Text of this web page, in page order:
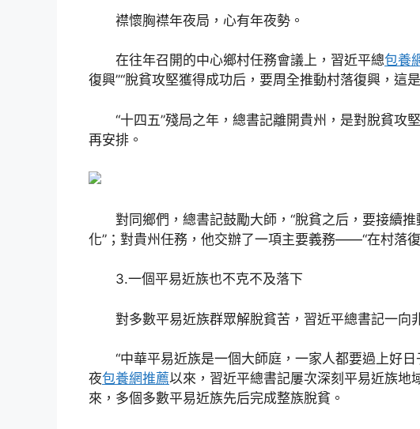
襟懷胸襟年夜局，心有年夜勢。
在往年召開的中心鄉村任務會議上，習近平總包養
復興”“脫貧攻堅獲得成功后，要周全推動村落復興，這是
“十四五”殘局之年，總書記離開貴州，是對脫貧攻
再安排。
對同鄉們，總書記鼓勵大師，“脫貧之后，要接續推
化”；對貴州任務，他交辦了一項主要義務——“在村落復
3.一個平易近族也不克不及落下
對多數平易近族群眾解脫貧苦，習近平總書記一向
“中華平易近族是一個大師庭，一家人都要過上好日
夜包養網推薦以來，習近平總書記屢次深刻平易近族地
來，多個多數平易近族先后完成整族脫貧。